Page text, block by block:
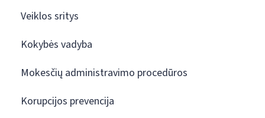
Veiklos sritys
Kokybės vadyba
Mokesčių administravimo procedūros
Korupcijos prevencija